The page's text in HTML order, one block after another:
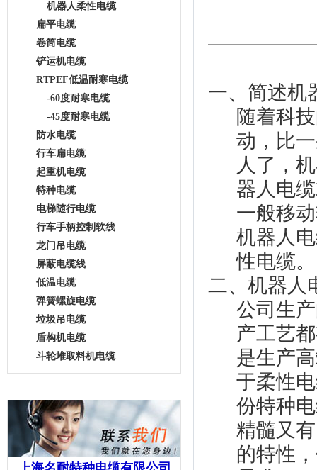
机器人柔性电缆
扁平电缆
卷筒电缆
铲运机电缆
RTPEF低温耐寒电缆
-60度耐寒电缆
-45度耐寒电缆
防水电缆
行车扁电缆
起重机电缆
特种电缆
电梯随行电缆
行车手柄控制软线
龙门吊电缆
屏蔽电缆线
低温电缆
弹簧螺旋电缆
垃圾吊电缆
盾构机电缆
斗轮堆取料机电缆
一、简述机
随着科
动，比
人了，
器人电
一般移
机器人
性电缆。
二、机器人
公司生
产工艺
是生产
于柔性
份特种
精髓又
的特性